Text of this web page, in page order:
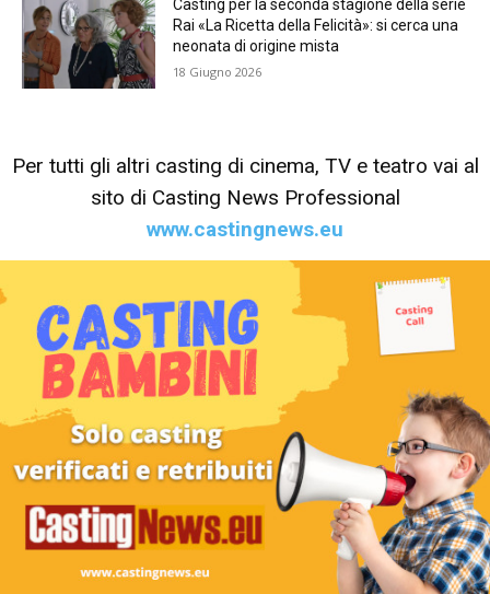
Casting per la seconda stagione della serie
Rai «La Ricetta della Felicità»: si cerca una
neonata di origine mista
18 Giugno 2026
Per tutti gli altri casting di cinema, TV e teatro vai al
sito di Casting News Professional
www.castingnews.eu